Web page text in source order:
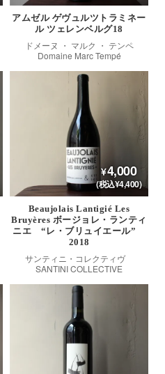
アムゼル ゲヴュルツトラミネー
ル ツェレンベルグ18
ドメーヌ ・ マルク ・ テンペ
Domaine Marc Tempé
4,000
(税込¥4,400)
Beaujolais Lantigié Les
Bruyères ボージョレ・ランティ
ニエ “レ・ブリュイエール”
2018
サンティニ・コレクティヴ
SANTINI COLLECTIVE